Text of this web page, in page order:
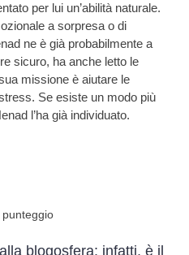
per lui un’abilità naturale.
a sorpresa o di
ne è già probabilmente a
sicuro, ha anche letto le
missione è aiutare le
Se esiste un modo più
l’ha già individuato.
blogosfera: infatti, è il